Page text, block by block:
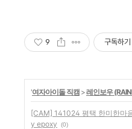
9 구독하기
'여자아이돌 직캠 >레인보우
[CAM] 141024 평택 한미한마
y epoxy
(0)